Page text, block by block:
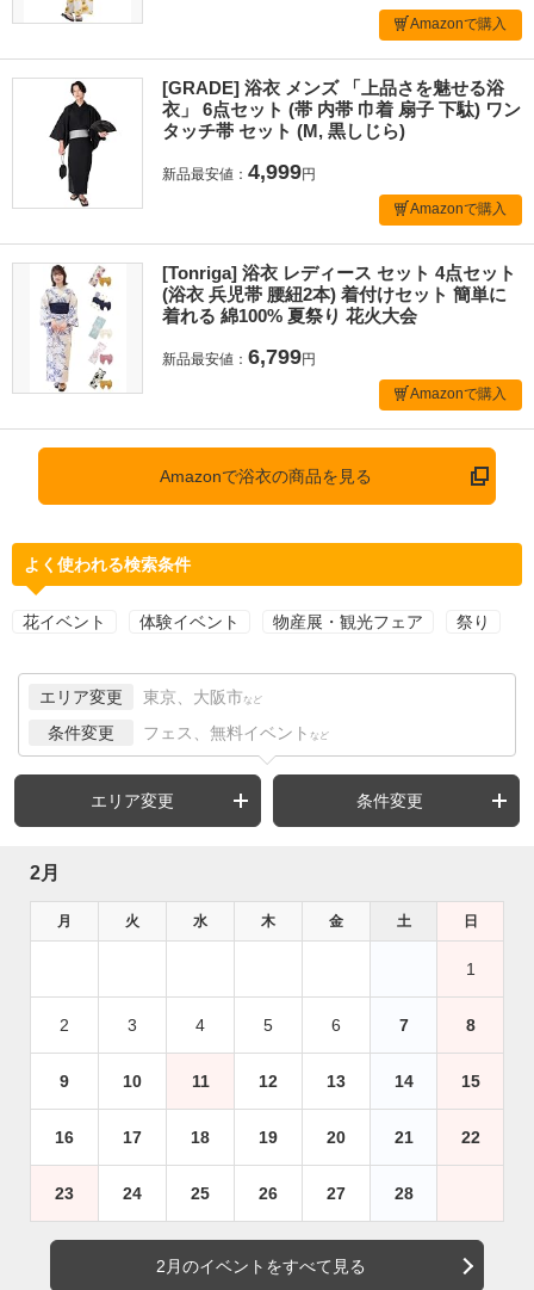
Amazonで購入
[GRADE] 浴衣 メンズ 「上品さを魅せる浴
衣」 6点セット (帯 内帯 巾着 扇子 下駄) ワン
タッチ帯 セット (M, 黒しじら)
新品最安値： 4,999円
Amazonで購入
[Tonriga] 浴衣 レディース セット 4点セット
(浴衣 兵児帯 腰紐2本) 着付けセット 簡単に
着れる 綿100% 夏祭り 花火大会
新品最安値： 6,799円
Amazonで購入
Amazonで浴衣の商品を見る
よく使われる検索条件
花イベント 体験イベント 物産展・観光フェア 祭り
エリア変更 東京、大阪市 など
条件変更 フェス、無料イベント など
エリア変更 条件変更
2月
月 火 水 木 金 土 日
1
2 3 4 5 6 7 8
9 10 11 12 13 14 15
16 17 18 19 20 21 22
23 24 25 26 27 28
2月のイベントをすべて見る